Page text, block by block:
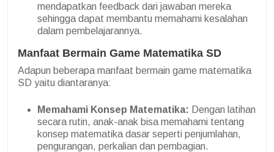
mendapatkan feedback dari jawaban mereka
sehingga dapat membantu memahami kesalahan
dalam pembelajarannya.
Manfaat Bermain Game Matematika SD
Adapun beberapa manfaat bermain game matematika
SD yaitu diantaranya:
Memahami Konsep Matematika: Dengan latihan
secara rutin, anak-anak bisa memahami tentang
konsep matematika dasar seperti penjumlahan,
pengurangan, perkalian dan pembagian.